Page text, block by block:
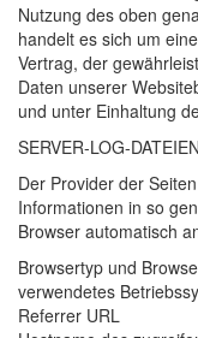
Nutzung des oben
handelt es sich um
Vertrag, der
Daten unserer
und unter Einhaltung
SERVER-LOG-DATEIEN
Der Provider der
Informationen in so
Browser automatisch
Browsertyp und
verwendetes
Referrer URL